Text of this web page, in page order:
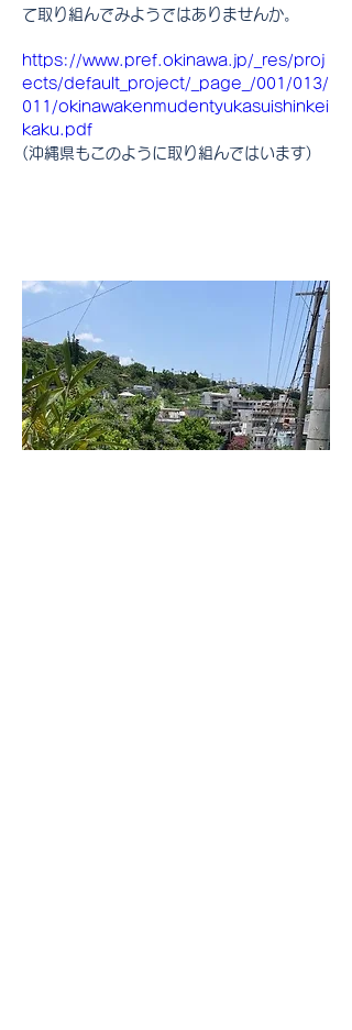
て取り組んでみようではありませんか。
https://www.pref.okinawa.jp/_res/proj
ects/default_project/_page_/001/013/
011/okinawakenmudentyukasuishinkei
kaku.pdf
(沖縄県もこのように取り組んではいます)